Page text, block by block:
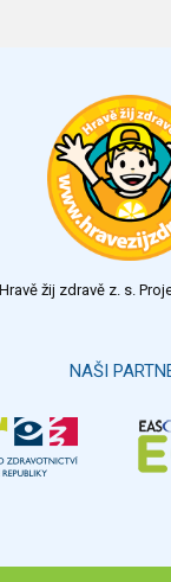
žij zdravě z. s.
NAŠI